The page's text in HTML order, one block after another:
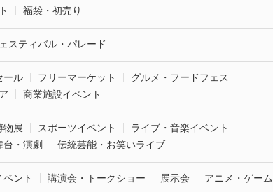
福袋・初売り
スティバル・パレード
ール フリーマーケット
グルメ・フードフェス
商業施設イベント
物展 スポーツイベント
ライブ・音楽イベント
台・演劇 伝統芸能・お笑いライブ
ント 講演会・トークショー 展示会 アニメ・ゲーム